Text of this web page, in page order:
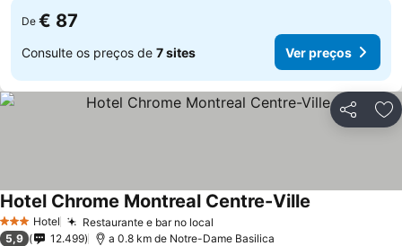
De € 87
Consulte os preços de 7 sites Ver preços
Partilhar
3 EstrelasHotel Restaurante e bar no local
Hotel Chrome Montreal Centre-Ville
5,9 12.499 a 0.8 km de Notre-Dame Basilica